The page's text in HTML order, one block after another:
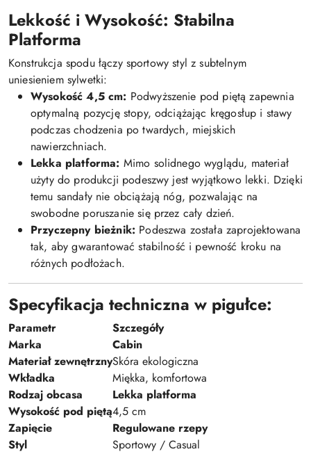
Lekkość i Wysokość: Stabilna
Platforma
Konstrukcja spodu łączy sportowy styl z subtelnym
uniesieniem sylwetki:
Wysokość 4,5 cm: Podwyższenie pod piętą zapewnia
optymalną pozycję stopy, odciążając kręgosłup i stawy
podczas chodzenia po twardych, miejskich
nawierzchniach.
Lekka platforma: Mimo solidnego wyglądu, materiał
użyty do produkcji podeszwy jest wyjątkowo lekki. Dzięki
temu sandały nie obciążają nóg, pozwalając na
swobodne poruszanie się przez cały dzień.
Przyczepny bieżnik: Podeszwa została zaprojektowana
tak, aby gwarantować stabilność i pewność kroku na
różnych podłożach.
Specyfikacja techniczna w pigułce:
Parametr
Szczegóły
Marka
Cabin
Materiał zewnętrznySkóra ekologiczna
Wkładka
Miękka, komfortowa
Rodzaj obcasa
Lekka platforma
Wysokość pod piętą4,5 cm
Zapięcie
Regulowane rzepy
Styl
Sportowy / Casual